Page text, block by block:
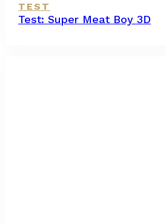
TEST
Test: Super Meat Boy 3D